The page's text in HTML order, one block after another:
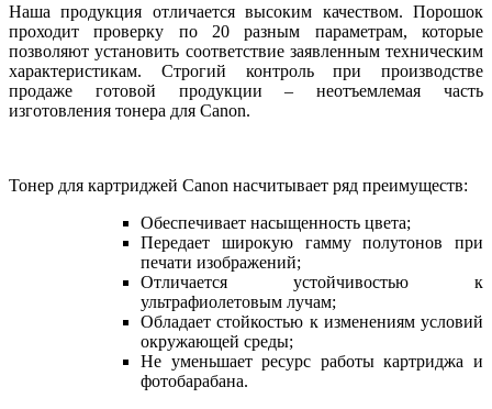
Наша продукция отличается высоким качеством. Порошок
проходит проверку по 20 разным параметрам, которые
позволяют установить соответствие заявленным техническим
характеристикам. Строгий контроль при производстве
продаже готовой продукции – неотъемлемая часть
изготовления тонера для Canon.
Тонер для картриджей Canon насчитывает ряд преимуществ:
Обеспечивает насыщенность цвета;
Передает широкую гамму полутонов при
печати изображений;
Отличается устойчивостью к
ультрафиолетовым лучам;
Обладает стойкостью к изменениям условий
окружающей среды;
Не уменьшает ресурс работы картриджа и
фотобарабана.